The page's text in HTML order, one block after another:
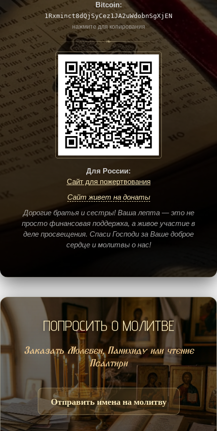
Bitcoin:
1Rxminct8dQjSyCez1JA2uWdobnSgXjEN
нажмите для копирования
❧
Для России:
Сайт для пожертвования
Сайт живет на донаты
Дорогие братья и сестры! Ваша лепта — это не
просто финансовая поддержка, а живое участие в
деле просвещения. Спаси Господи за Ваше доброе
сердце и молитвы о нас!
ПОПРОСИТЬ О МОЛИТВЕ
Заказать Молебен, Панихиду или чтение
Псалтири
Отправить имена на молитву